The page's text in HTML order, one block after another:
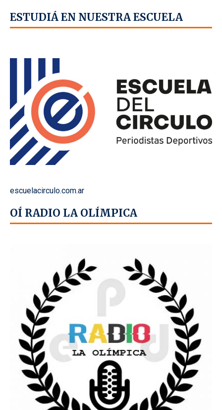
ESTUDIÁ EN NUESTRA ESCUELA
escuelacirculo.com.ar
OÍ RADIO LA OLÍMPICA